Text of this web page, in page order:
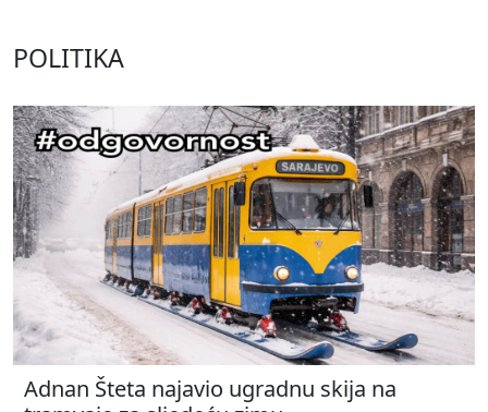
POLITIKA
Adnan Šteta najavio ugradnu skija na